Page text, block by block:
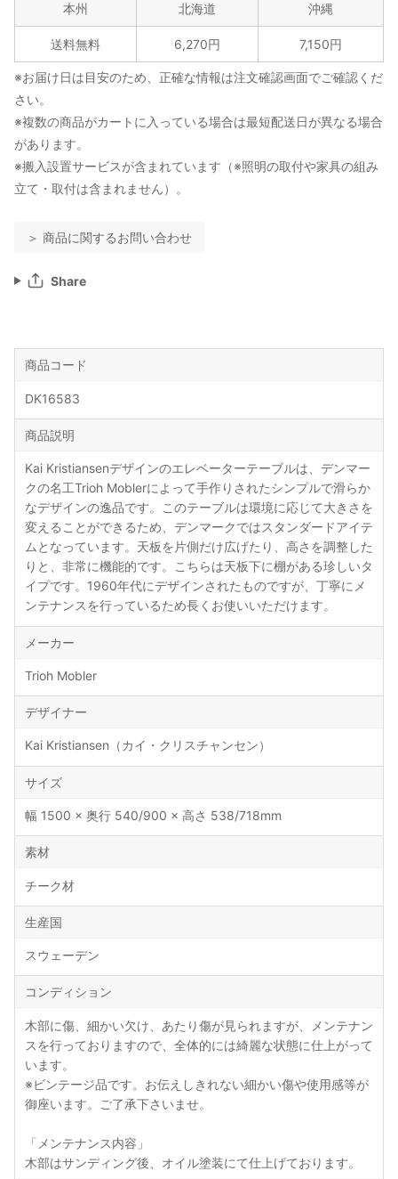
本州 北海道 沖縄
送料無料 6,270円 7,150円
※お届け日は目安のため、正確な情報は注文確認画面でご確認くだ
さい。
※複数の商品がカートに入っている場合は最短配送日が異なる場合
があります。
※搬入設置サービスが含まれています（※照明の取付や家具の組み
立て・取付は含まれません）。
＞ 商品に関するお問い合わせ
Share
商品コード
DK16583
商品説明
Kai Kristiansenデザインのエレベーターテーブルは、デンマー
クの名工Trioh Moblerによって手作りされたシンプルで滑らか
なデザインの逸品です。このテーブルは環境に応じて大きさを
変えることができるため、デンマークではスタンダードアイテ
ムとなっています。天板を片側だけ広げたり、高さを調整した
りと、非常に機能的です。こちらは天板下に棚がある珍しいタ
イプです。1960年代にデザインされたものですが、丁寧にメ
ンテナンスを行っているため長くお使いいただけます。
メーカー
Trioh Mobler
デザイナー
Kai Kristiansen（カイ・クリスチャンセン）
サイズ
幅 1500 × 奥行 540/900 × 高さ 538/718mm
素材
チーク材
生産国
スウェーデン
コンディション
木部に傷、細かい欠け、あたり傷が見られますが、メンテナン
スを行っておりますので、全体的には綺麗な状態に仕上がって
います。
※ビンテージ品です。お伝えしきれない細かい傷や使用感等が
御座います。ご了承下さいませ。
「メンテナンス内容」
木部はサンディング後、オイル塗装にて仕上げております。